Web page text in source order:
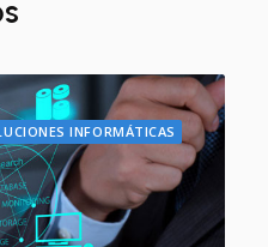
INFORMÁTICAS